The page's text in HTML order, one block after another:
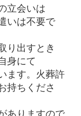
立会いは
いは不要で
り出すとき
身にて
ます。火葬許
持ちくださ